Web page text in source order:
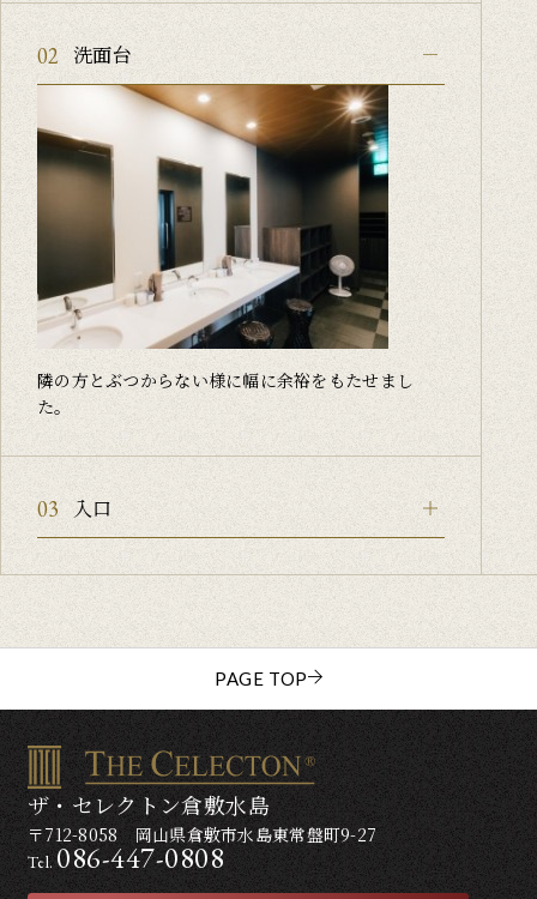
02 洗面台
隣の方とぶつからない様に幅に余裕をもたせまし
た。
03 入口
PAGE TOP
ザ・セレクトン倉敷水島
〒712-8058 岡山県倉敷市水島東常盤町9-27
Tel.086-447-0808